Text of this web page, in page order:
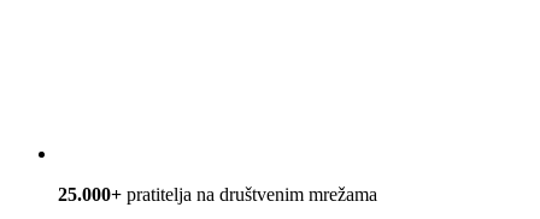
25.000+ pratitelja na društvenim mrežama